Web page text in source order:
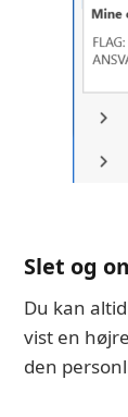
Slet og
Du kan
vist en
den